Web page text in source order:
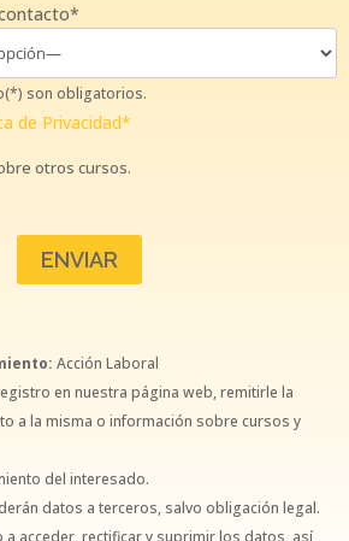
son obligatorios.
de Privacidad*
otros cursos.
Acción Laboral
en nuestra página web, remitirle la
a la misma o información sobre cursos y
del interesado.
datos a terceros, salvo obligación legal.
a acceder, rectificar y suprimir los datos, así